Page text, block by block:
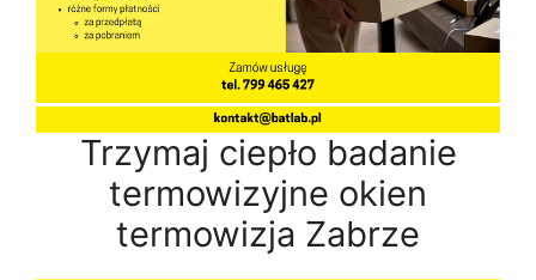
Trzymaj ciepło badanie
termowizyjne okien
termowizja Zabrze